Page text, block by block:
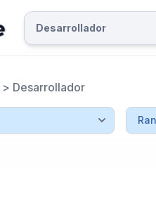
> Desarrollador